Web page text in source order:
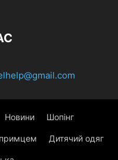
Новини Шопінг
Дитячий одяг